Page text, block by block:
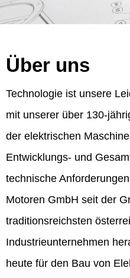
Über uns
Technologie ist unsere
mit unserer über 130-
der elektrischen
Entwicklungs- und
technische
Motoren GmbH seit der
traditionsreichsten
Industrieunternehmen
heute für den Bau von